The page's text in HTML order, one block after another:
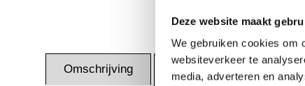
Deze website maakt
We gebruiken cookies om
websiteverkeer te
media, adverteren en
Omschrijving Specificaties